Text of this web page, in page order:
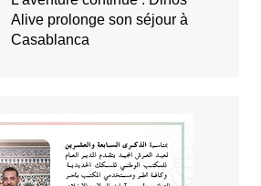
Alive prolonge son séjour à
Casablanca